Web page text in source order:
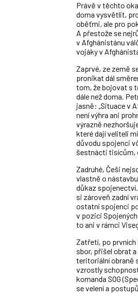
Právě v těchto
doma vysvětlit,
oběťmi, ale pro
A přestože se
v Afghánistánu
vojáky v
Zaprvé, ze země
pronikat dál
tom, že bojovat s
dále než doma.
jasně: „Situace v
není výhra ani
výrazně
které dají veliteli
důvodu spojenci
šestnácti tisícům,
Zadruhé, Češi
vlastně o
důkaz
si zároveň zadní
ostatní spojenci
v pozici
to ani v rámci
Zatřetí, po prvních
sbor, přišel obrat
teritoriální obraně
vzrostly
komanda SOG
se velení a